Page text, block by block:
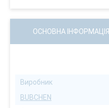
ОСНОВНА ІНФОРМАЦІЯ
Виробник
BUBCHEN